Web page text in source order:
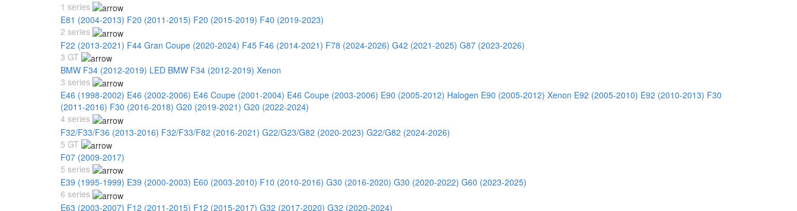
1 series
E81 (2004-2013) F20 (2011-2015) F20 (2015-2019) F40 (2019-2023)
2 series
F22 (2013-2021) F44 Gran Coupe (2020-2024) F45 F46 (2014-2021) F78 (2024-2026) G42 (2021-2025) G87 (2023-2026)
3 GT
BMW F34 (2012-2019) LED BMW F34 (2012-2019) Xenon
3 series
E46 (1998-2002) E46 (2002-2006) E46 Coupe (2001-2004) E46 Coupe (2003-2006) E90 (2005-2012) Halogen E90 (2005-2012) Xenon E92 (2005-2010) E92 (2010-2013) F30
(2011-2016) F30 (2016-2018) G20 (2019-2021) G20 (2022-2024)
4 series
F32/F33/F36 (2013-2016) F32/F33/F82 (2016-2021) G22/G23/G82 (2020-2023) G22/G82 (2024-2026)
5 GT
F07 (2009-2017)
5 series
E39 (1995-1999) E39 (2000-2003) E60 (2003-2010) F10 (2010-2016) G30 (2016-2020) G30 (2020-2022) G60 (2023-2025)
6 series
E63 (2003-2007) F12 (2011-2015) F12 (2015-2017) G32 (2017-2020) G32 (2020-2024)